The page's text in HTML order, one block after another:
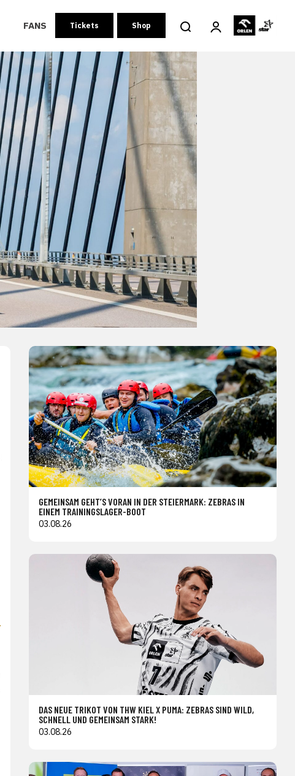
FANS Tickets Shop
GEMEINSAM GEHT’S VORAN IN DER STEIERMARK: ZEBRAS IN
EINEM TRAININGSLAGER-BOOT
03.08.26
DAS NEUE TRIKOT VON THW KIEL X PUMA: ZEBRAS SIND WILD,
SCHNELL UND GEMEINSAM STARK!
03.08.26